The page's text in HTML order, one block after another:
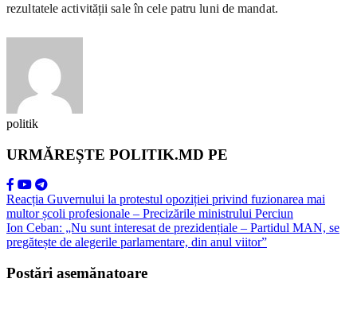
rezultatele activității sale în cele patru luni de mandat.
politik
URMĂREȘTE POLITIK.MD PE
Reacția Guvernului la protestul opoziției privind fuzionarea mai
multor școli profesionale – Precizările ministrului Perciun
Ion Ceban: „Nu sunt interesat de prezidențiale – Partidul MAN, se
pregătește de alegerile parlamentare, din anul viitor”
Postări asemănatoare